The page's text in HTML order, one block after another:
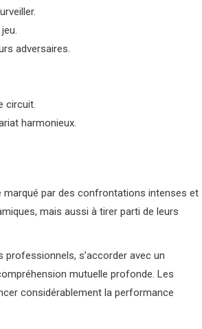
adversaires.
circuit.
harmonieux.
marqué par des confrontations intenses et
mais aussi à tirer parti de leurs
s’accorder avec un
mutuelle profonde. Les
considérablement la performance